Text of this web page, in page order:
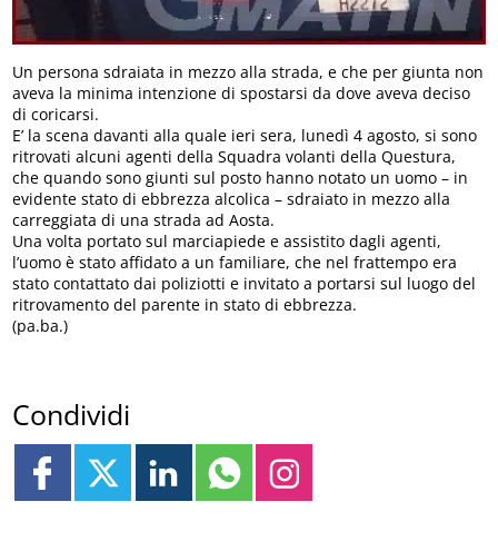
Un persona sdraiata in mezzo alla strada, e che per giunta non
aveva la minima intenzione di spostarsi da dove aveva deciso
di coricarsi.
E’ la scena davanti alla quale ieri sera, lunedì 4 agosto, si sono
ritrovati alcuni agenti della Squadra volanti della Questura,
che quando sono giunti sul posto hanno notato un uomo – in
evidente stato di ebbrezza alcolica – sdraiato in mezzo alla
carreggiata di una strada ad Aosta.
Una volta portato sul marciapiede e assistito dagli agenti,
l’uomo è stato affidato a un familiare, che nel frattempo era
stato contattato dai poliziotti e invitato a portarsi sul luogo del
ritrovamento del parente in stato di ebbrezza.
(pa.ba.)
Condividi